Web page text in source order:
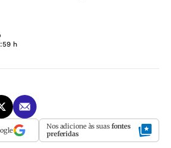
h
Nos adicione às suas fontes
preferidas